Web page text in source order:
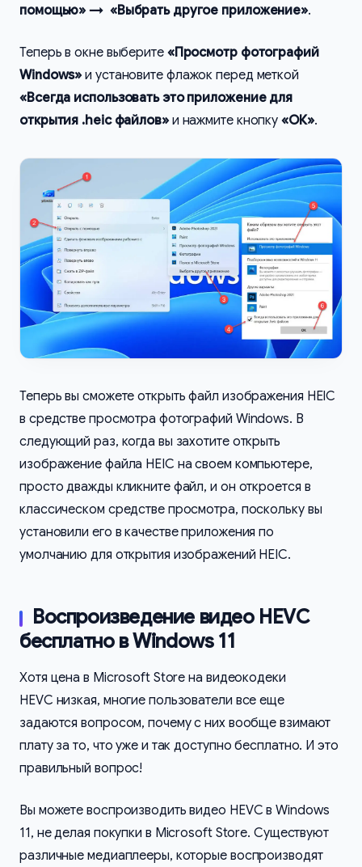
помощью» → «Выбрать другое приложение».
Теперь в окне выберите «Просмотр фотографий
Windows» и установите флажок перед меткой
«Всегда использовать это приложение для
открытия .heic файлов» и нажмите кнопку«ОК».
Теперь вы сможете открыть файл изображения HEIC
в средстве просмотра фотографий Windows. В
следующий раз, когда вы захотите открыть
изображение файла HEIC на своем компьютере,
просто дважды кликните файл, и он откроется в
классическом средстве просмотра, поскольку вы
установили его в качестве приложения по
умолчанию для открытия изображений HEIC.
Воспроизведение видео HEVC
бесплатно в Windows 11
Хотя цена в Microsoft Store на видеокодеки
HEVC низкая, многие пользователи все еще
задаются вопросом, почему с них вообще взимают
плату за то, что уже и так доступно бесплатно. И это
правильный вопрос!
Вы можете воспроизводить видео HEVC в Windows
11, не делая покупки в Microsoft Store. Существуют
различные медиаплееры, которые воспроизводят